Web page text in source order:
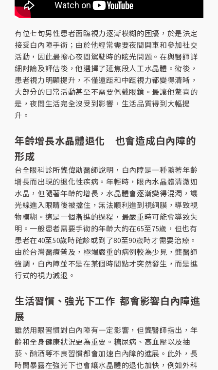
有位七旬男性患者面臨視力逐漸模糊的困擾，於是決定
接受白內障手術；由於他經常需要夜間開車和參加社交
活動，因此最擔心夜間駕駛時的眩光問題。在與醫師詳
細討論及評估後，他選擇了延焦段人工水晶體。術後，
患者視力明顯提升，不僅遠距和中距視力都變得清晰，
大部分的日常活動甚至不需要佩戴眼鏡。最讓他驚喜的
是，夜間生活完全沒受到影響，生活品質得到大幅提
升。
年齡增長水晶體退化 也會造成白內障的
形成
台全眼科診所龔偉勛醫師說明，白內障是一種隨著年齡
增長而出現的退化性疾病。年輕時，眼內水晶體清澈如
水晶，但隨著年齡的增長，水晶體會逐漸變得混濁，讓
光線進入眼睛後被擋住，無法順利進到視網膜，導致視
物模糊。這是一個漸進的過程，最嚴重時可能會導致失
明。一般患者需要手術的年齡大約在65至75歲，但也有
患者在40至50歲時確診或到了80至90歲時才需要治療。
由於台灣醫療普及，極端嚴重的病例較為少見，龔醫師
強調，白內障並不是在某個時間點才突然發生，而是進
行式的視力減退。
生活習慣、強光下工作 都會影響白內障進
展
雖然用眼習慣對白內障有一定影響，但龔醫師指出，年
齡和全身健康狀況更為重要。糖尿病、高血壓以及抽
菸、酗酒等不良習慣都會加速白內障的進展。此外，長
時間暴露在強光下也會讓水晶體的退化加快，例如外科